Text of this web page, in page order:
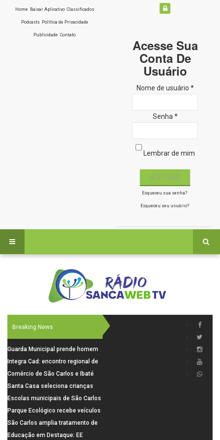
Home Baixar Aplicativo Classificados
Podcasts Política de Privacidade
Publicidade Contato
Acesse Sua
Conta De
Usuário
Nome de usuário *
Senha *
Lembrar de mim
Esqueceu sua senha?
Esqueceu seu usuário?
Breaking News
Guarda Municipal prende homem
por tentativa de furto em CEMEI
após cerco em São Carlos
Integra Cad: encontro regional de
segurança púbica será realizado
dia 10 de agosto em São Carlos
Comércio de São Carlos e Ibaté
terá horário especial para o dia
dos Pais
Santa Casa seleciona crianças
para pesquisa sobre dor de
crescimento
Escolas municipais de São Carlos
superam média Nacional do IDEB
Parque Ecológico recebe veículos
elétricos e moderniza rotina de
manejo dos animais
São Carlos amplia tratamento de
resíduos de saúde com autoclave
Educação em Destaque: EE